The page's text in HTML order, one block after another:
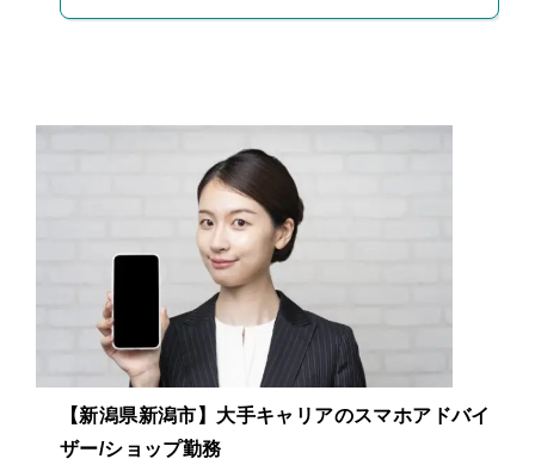
【新潟県新潟市】大手キャリアのスマホアドバイ
ザー/ショップ勤務